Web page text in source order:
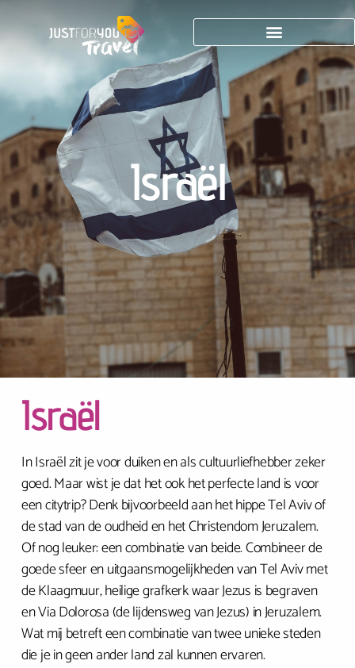
Israël
Israël
In Israël zit je voor duiken en als cultuurliefhebber zeker
goed. Maar wist je dat het ook het perfecte land is voor
een citytrip? Denk bijvoorbeeld aan het hippe Tel Aviv of
de stad van de oudheid en het Christendom Jeruzalem.
Of nog leuker: een combinatie van beide. Combineer de
goede sfeer en uitgaansmogelijkheden van Tel Aviv met
de Klaagmuur, heilige grafkerk waar Jezus is begraven
en Via Dolorosa (de lijdensweg van Jezus) in Jeruzalem.
Wat mij betreft een combinatie van twee unieke steden
die je in geen ander land zal kunnen ervaren.